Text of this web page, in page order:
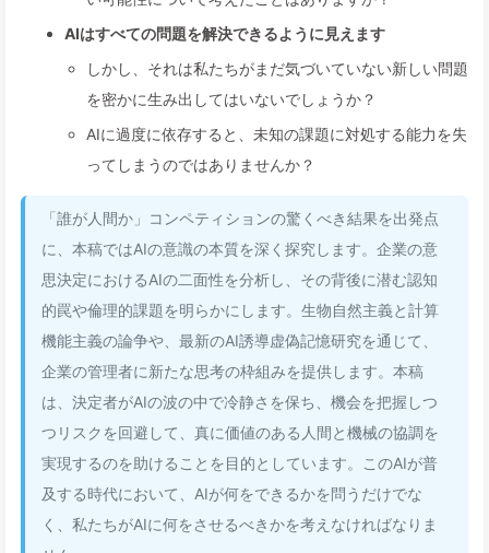
AIはすべての問題を解決できるように見えます
しかし、それは私たちがまだ気づいていない新しい問題
を密かに生み出してはいないでしょうか？
AIに過度に依存すると、未知の課題に対処する能力を失
ってしまうのではありませんか？
「誰が人間か」コンペティションの驚くべき結果を出発点
に、本稿ではAIの意識の本質を深く探究します。企業の意
思決定におけるAIの二面性を分析し、その背後に潜む認知
的罠や倫理的課題を明らかにします。生物自然主義と計算
機能主義の論争や、最新のAI誘導虚偽記憶研究を通じて、
企業の管理者に新たな思考の枠組みを提供します。本稿
は、決定者がAIの波の中で冷静さを保ち、機会を把握しつ
つリスクを回避して、真に価値のある人間と機械の協調を
実現するのを助けることを目的としています。このAIが普
及する時代において、AIが何をできるかを問うだけでな
く、私たちがAIに何をさせるべきかを考えなければなりま